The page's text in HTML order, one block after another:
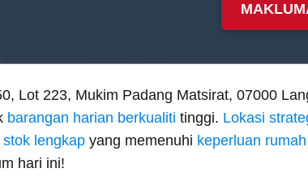
Lot 223, Mukim Padang Matsirat, 07000
barangan harian berkualiti tinggi. Lokasi
stok lengkap yang memenuhi keperluan
hari ini!